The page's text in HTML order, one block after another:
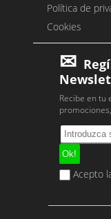
Política de
Cookies
Recibe en tu
Acepto